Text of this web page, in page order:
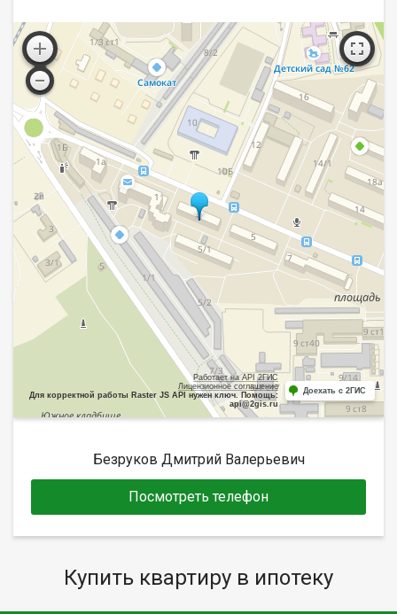
Работает на API 2ГИС
Лицензионное соглашение
Для корректной работы Raster JS API нужен ключ. Помощь:
api@2gis.ru
Доехать с 2ГИС
Безруков Дмитрий Валерьевич
Посмотреть телефон
Купить квартиру в ипотеку